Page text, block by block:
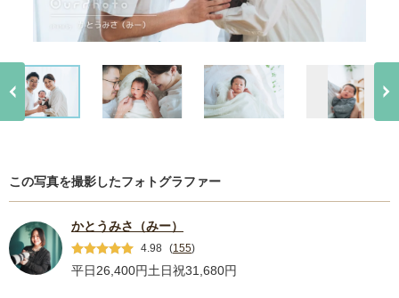
この写真を撮影したフォトグラファー
かとうみさ（みー）
4.98 (155)
平日26,400円土日祝31,680円